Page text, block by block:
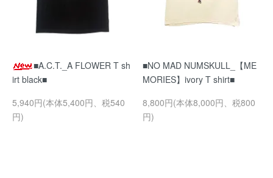
■A.C.T._A FLOWER T sh
irt black■
5,940円(本体5,400円、税540
円)
■NO MAD NUMSKULL_【ME
MORIES】ivory T shirt■
8,800円(本体8,000円、税800
円)